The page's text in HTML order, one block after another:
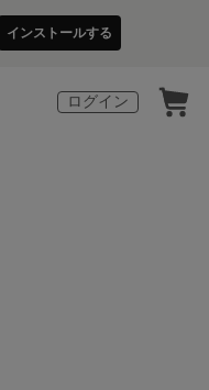
インストールする
ログイン